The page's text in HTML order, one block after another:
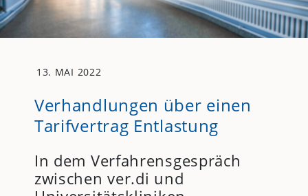
13. MAI 2022
Verhandlungen über einen
Tarifvertrag Entlastung
In dem Verfahrensgespräch
zwischen ver.di und